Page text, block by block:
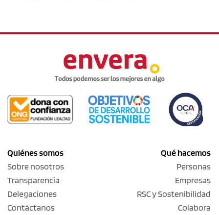
Quiénes somos
Sobre nosotros
Transparencia
Delegaciones
Contáctanos
Qué hacemos
Personas
Empresas
RSC y Sostenibilidad
Colabora